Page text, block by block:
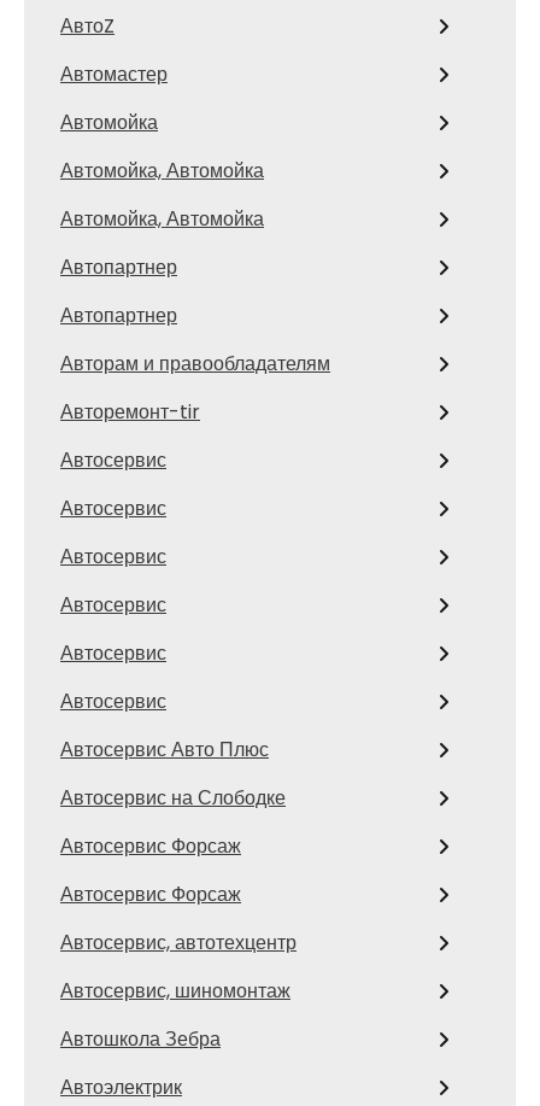
АвтоZ
Автомастер
Автомойка
Автомойка, Автомойка
Автомойка, Автомойка
Автопартнер
Автопартнер
Авторам и правообладателям
Авторемонт-tir
Автосервис
Автосервис
Автосервис
Автосервис
Автосервис
Автосервис
Автосервис Авто Плюс
Автосервис на Слободке
Автосервис Форсаж
Автосервис Форсаж
Автосервис, автотехцентр
Автосервис, шиномонтаж
Автошкола Зебра
Автоэлектрик